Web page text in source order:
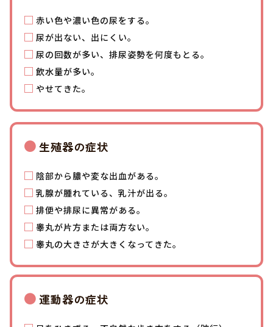
赤い色や濃い色の尿をする。
尿が出ない、出にくい。
尿の回数が多い、排尿姿勢を何度もとる。
飲水量が多い。
やせてきた。
生殖器の症状
陰部から膿や変な出血がある。
乳腺が腫れている、乳汁が出る。
排便や排尿に異常がある。
睾丸が片方または両方ない。
睾丸の大きさが大きくなってきた。
運動器の症状